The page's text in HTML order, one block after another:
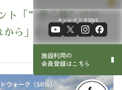
エンレイソウSNS
施設利用の
会員登録はこちら
ト「”歩く旅”でひ
から」のご案内